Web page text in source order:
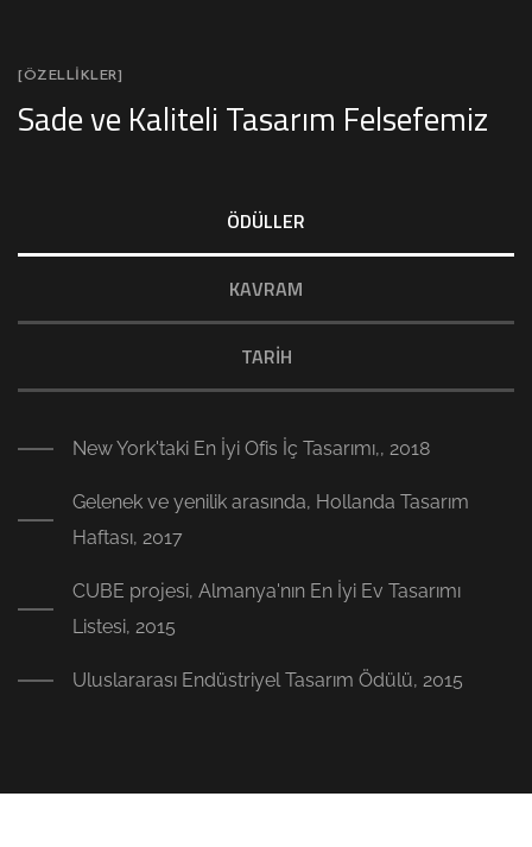
[ÖZELLIKLER]
Sade ve Kaliteli Tasarım Felsefemiz
ÖDÜLLER
KAVRAM
TARİH
New York'taki En İyi Ofis İç Tasarımı,, 2018
Gelenek ve yenilik arasında, Hollanda Tasarım
Haftası, 2017
CUBE projesi, Almanya'nın En İyi Ev Tasarımı
Listesi, 2015
Uluslararası Endüstriyel Tasarım Ödülü, 2015